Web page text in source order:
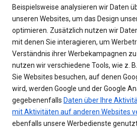
Beispielsweise analysieren wir Daten
unseren Websites, um das Design
optimieren. Zusätzlich nutzen wir
mit denen Sie interagieren, um
Verständnis ihrer Werbekampagnen
nutzen wir verschiedene Tools, wie z.
Sie Websites besuchen, auf denen
wird, werden Google und der Google
gegebenenfalls Daten über Ihre
mit Aktivitäten auf anderen Websites
ebenfalls unsere Werbedienste